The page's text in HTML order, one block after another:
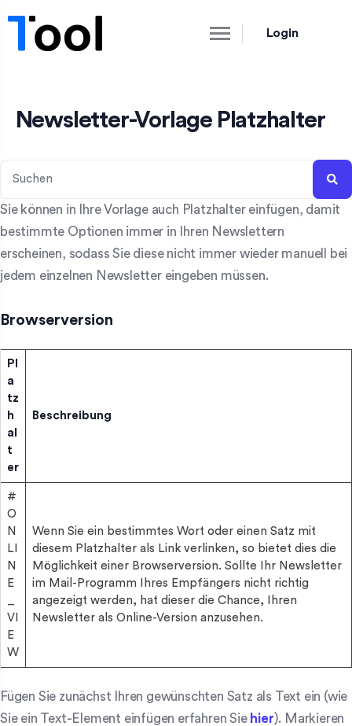
Login
Newsletter-Vorlage Platzhalter
Sie können in Ihre Vorlage auch Platzhalter einfügen, damit
bestimmte Optionen immer in Ihren Newslettern
erscheinen, sodass Sie diese nicht immer wieder manuell bei
jedem einzelnen Newsletter eingeben müssen.
Browserversion
Pl
a
tz
h
al
t
er
Beschreibung
#
O
N
LI
N
E
VI
E
W
Wenn Sie ein bestimmtes Wort oder einen Satz mit
diesem Platzhalter als Link verlinken, so bietet dies die
Möglichkeit einer Browserversion. Sollte Ihr Newsletter
im Mail-Programm Ihres Empfängers nicht richtig
angezeigt werden, hat dieser die Chance, Ihren
Newsletter als Online-Version anzusehen.
Fügen Sie zunächst Ihren gewünschten Satz als Text ein (wie
Sie ein Text-Element einfügen erfahren Sie hier). Markieren